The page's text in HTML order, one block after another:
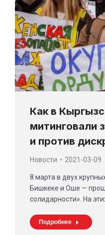
Как в
митинговали
и против
Новости 2021-03-09
8 марта в двух
Бишкеке и Оше —
солидарности». На
Подробнее